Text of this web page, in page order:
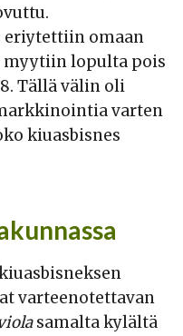
eriytettiin omaan
myytiin lopulta pois
Tällä välin oli
varten
kiuasbisnes
varteenotettavan
samalta kylältä